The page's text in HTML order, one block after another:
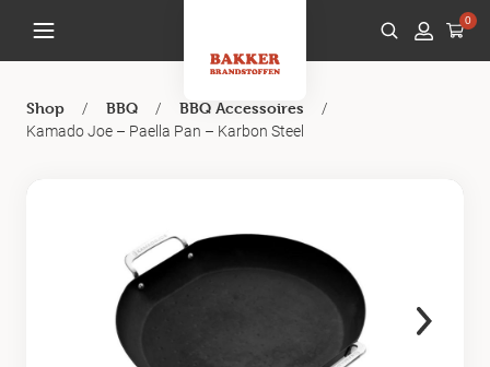
0
Shop / BBQ / BBQ Accessoires
/
Kamado Joe – Paella Pan – Karbon Steel